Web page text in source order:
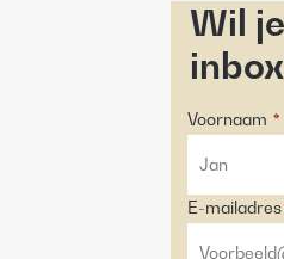
Wil
Voornaam *
E-mailadres